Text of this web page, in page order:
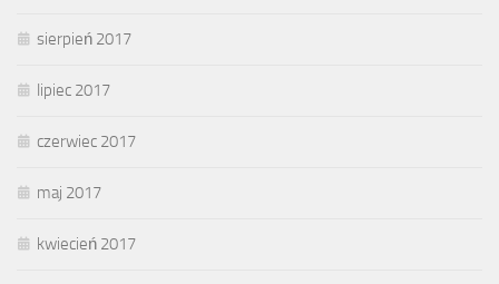
sierpień 2017
lipiec 2017
czerwiec 2017
maj 2017
kwiecień 2017